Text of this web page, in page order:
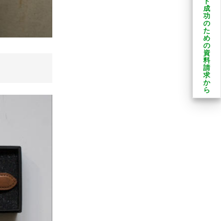
成
功
の
た
め
の
資
料
請
求
か
ら